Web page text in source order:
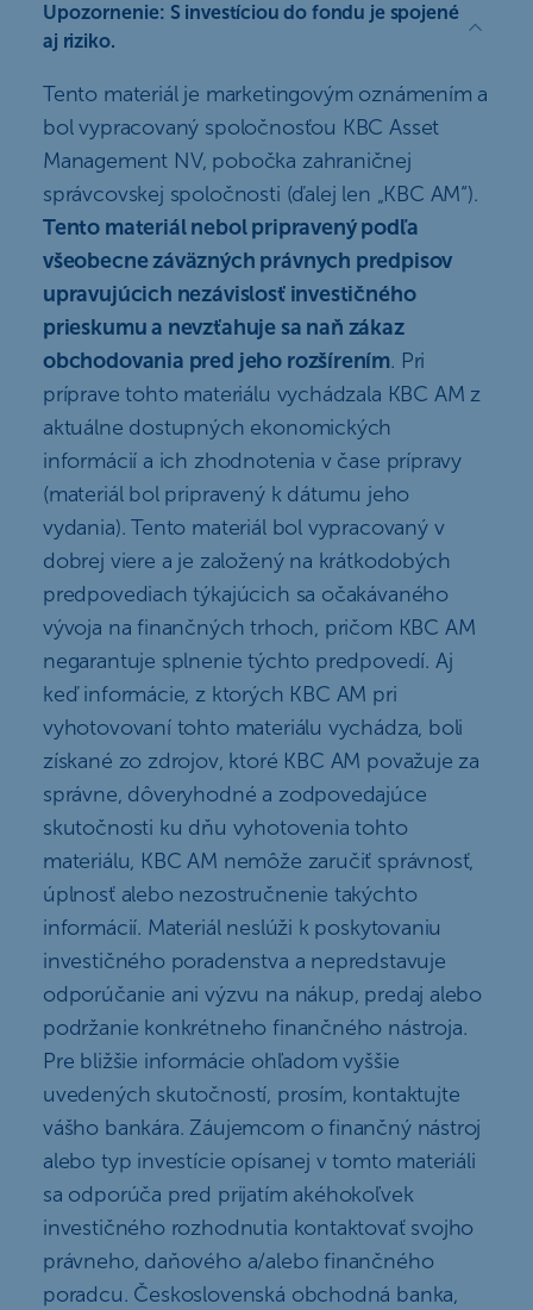
Upozornenie: S investíciou do fondu je spojené
aj riziko.
Tento materiál je marketingovým oznámením a
bol vypracovaný spoločnosťou KBC Asset
Management NV, pobočka zahraničnej
správcovskej spoločnosti (ďalej len „KBC AM“).
Tento materiál nebol pripravený podľa
všeobecne záväzných právnych predpisov
upravujúcich nezávislosť investičného
prieskumu a nevzťahuje sa naň zákaz
obchodovania pred jeho rozšírením. Pri
príprave tohto materiálu vychádzala KBC AM z
aktuálne dostupných ekonomických
informácií a ich zhodnotenia v čase prípravy
(materiál bol pripravený k dátumu jeho
vydania). Tento materiál bol vypracovaný v
dobrej viere a je založený na krátkodobých
predpovediach týkajúcich sa očakávaného
vývoja na finančných trhoch, pričom KBC AM
negarantuje splnenie týchto predpovedí. Aj
keď informácie, z ktorých KBC AM pri
vyhotovovaní tohto materiálu vychádza, boli
získané zo zdrojov, ktoré KBC AM považuje za
správne, dôveryhodné a zodpovedajúce
skutočnosti ku dňu vyhotovenia tohto
materiálu, KBC AM nemôže zaručiť správnosť,
úplnosť alebo nezostručnenie takýchto
informácií. Materiál neslúži k poskytovaniu
investičného poradenstva a nepredstavuje
odporúčanie ani výzvu na nákup, predaj alebo
podržanie konkrétneho finančného nástroja.
Pre bližšie informácie ohľadom vyššie
uvedených skutočností, prosím, kontaktujte
vášho bankára. Záujemcom o finančný nástroj
alebo typ investície opísanej v tomto materiáli
sa odporúča pred prijatím akéhokoľvek
investičného rozhodnutia kontaktovať svojho
právneho, daňového a/alebo finančného
poradcu. Československá obchodná banka,